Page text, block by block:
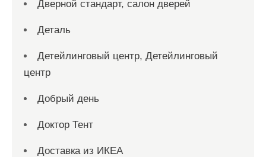
Дверной стандарт, салон дверей
Деталь
Детейлинговый центр, Детейлинговый
центр
Добрый день
Доктор Тент
Доставка из ИКЕА